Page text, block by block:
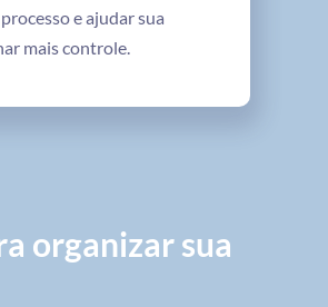
e ajudar sua
mais controle.
organizar sua